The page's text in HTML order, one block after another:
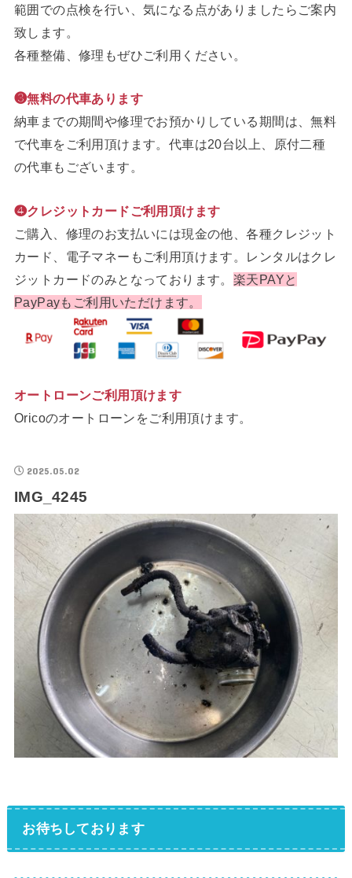
範囲での点検を行い、気になる点がありましたらご案内
致します。
各種整備、修理もぜひご利用ください。
❸無料の代車あります
納車までの期間や修理でお預かりしている期間は、無料
で代車をご利用頂けます。代車は20台以上、原付二種
の代車もございます。
❹クレジットカードご利用頂けます
ご購入、修理のお支払いには現金の他、各種クレジット
カード、電子マネーもご利用頂けます。レンタルはクレ
ジットカードのみとなっております。 楽天PAYと
PayPayもご利用いただけます。
オートローンご利用頂けます
Oricoのオートローンをご利用頂けます。
2025.05.02
IMG_4245
お待ちしております